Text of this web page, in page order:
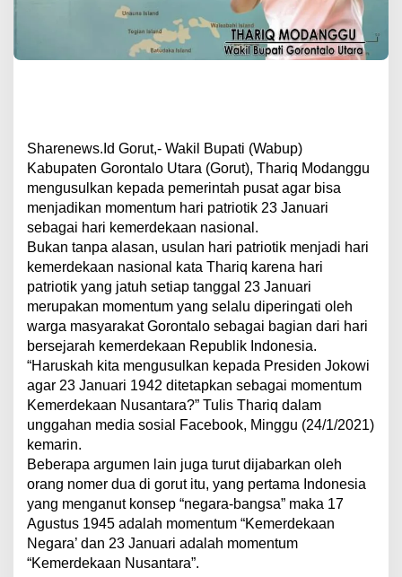
Sharenews.Id Gorut,- Wakil Bupati (Wabup)
Kabupaten Gorontalo Utara (Gorut), Thariq Modanggu
mengusulkan kepada pemerintah pusat agar bisa
menjadikan momentum hari patriotik 23 Januari
sebagai hari kemerdekaan nasional.
Bukan tanpa alasan, usulan hari patriotik menjadi hari
kemerdekaan nasional kata Thariq karena hari
patriotik yang jatuh setiap tanggal 23 Januari
merupakan momentum yang selalu diperingati oleh
warga masyarakat Gorontalo sebagai bagian dari hari
bersejarah kemerdekaan Republik Indonesia.
“Haruskah kita mengusulkan kepada Presiden Jokowi
agar 23 Januari 1942 ditetapkan sebagai momentum
Kemerdekaan Nusantara?” Tulis Thariq dalam
unggahan media sosial Facebook, Minggu (24/1/2021)
kemarin.
Beberapa argumen lain juga turut dijabarkan oleh
orang nomer dua di gorut itu, yang pertama Indonesia
yang menganut konsep “negara-bangsa” maka 17
Agustus 1945 adalah momentum “Kemerdekaan
Negara’ dan 23 Januari adalah momentum
“Kemerdekaan Nusantara”.